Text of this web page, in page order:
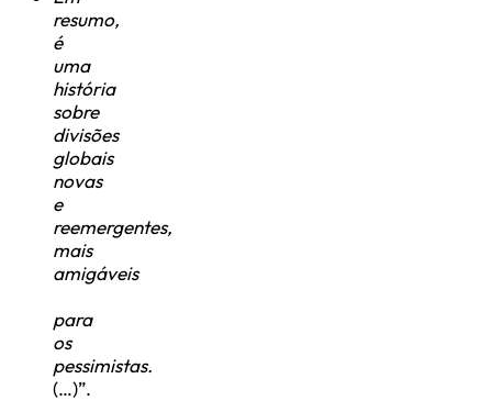
resumo,
é
uma
história
sobre
divisões
globais
novas
e
reemergentes,
mais
amigáveis
para
os
pessimistas.
(…)”.